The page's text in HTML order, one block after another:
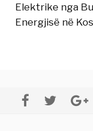
Elektrike nga
Energjisë në